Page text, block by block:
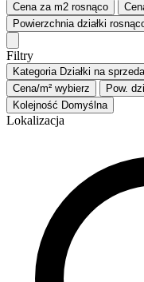
Cena za m2 rosnąco
Powierzchnia działki
Filtry
Kategoria Działki na
Cena/m² wybierz Pow.
Kolejność Domyślna
Lokalizacja